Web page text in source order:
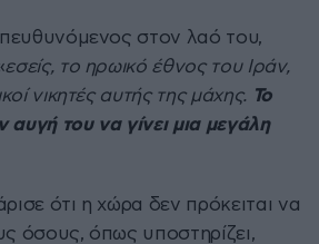
στον λαό του,
εσείς, το ηρωικό έθνος του Ιράν,
νικητές αυτής της μάχης. Το
αυγή του να γίνει μια μεγάλη
ότι η χώρα δεν πρόκειται να
όσους, όπως υποστηρίζει,